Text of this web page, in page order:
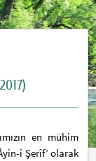
en mühim
i Şerîf’ olarak